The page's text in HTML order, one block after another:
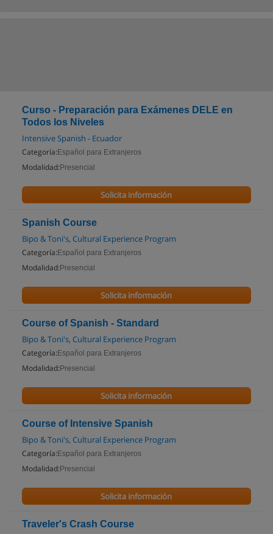
Curso - Preparación para Exámenes DELE en
Todos los Niveles
Intensive Spanish - Ecuador
Categoría: Español para Extranjeros
Modalidad: Presencial
Solicita información
Spanish Course
Bipo & Toni's, Cultural Experience Program
Categoría: Español para Extranjeros
Modalidad: Presencial
Solicita información
Course of Spanish - Standard
Bipo & Toni's, Cultural Experience Program
Categoría: Español para Extranjeros
Modalidad: Presencial
Solicita información
Course of Intensive Spanish
Bipo & Toni's, Cultural Experience Program
Categoría: Español para Extranjeros
Modalidad: Presencial
Solicita información
Traveler's Crash Course